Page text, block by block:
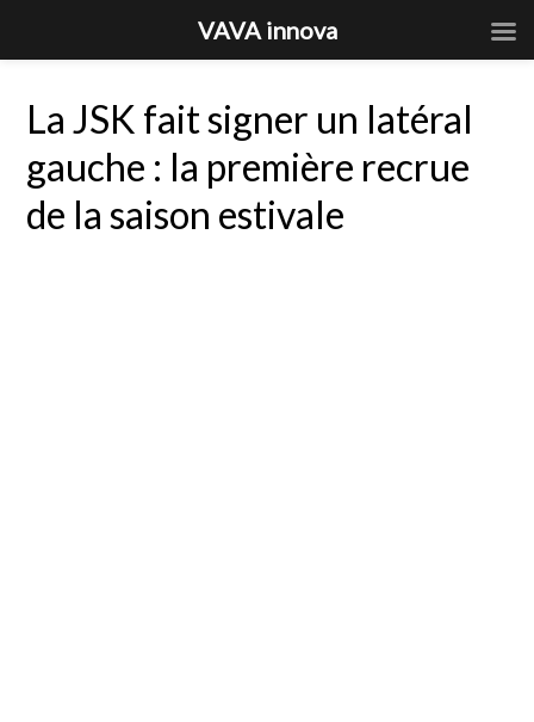
La JSK fait signer un latéral
gauche : la première recrue
de la saison estivale
VAVA innova